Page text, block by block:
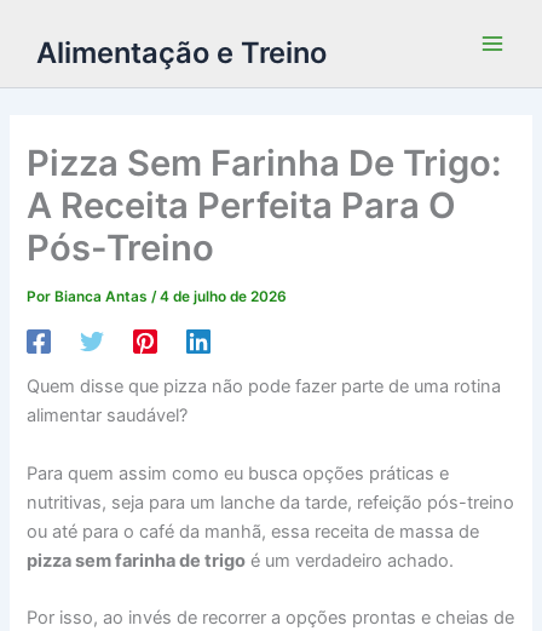
Alimentação e Treino
Pizza Sem Farinha De Trigo:
A Receita Perfeita Para O
Pós-Treino
Por Bianca Antas/4 de julho de 2026
Quem disse que pizza não pode fazer parte de uma rotina
alimentar saudável?
Para quem assim como eu busca opções práticas e
nutritivas, seja para um lanche da tarde, refeição pós-treino
ou até para o café da manhã, essa receita de massa de
pizza sem farinha de trigo é um verdadeiro achado.
Por isso, ao invés de recorrer a opções prontas e cheias de